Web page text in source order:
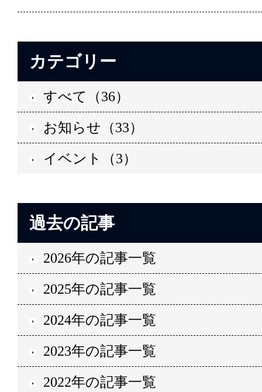
カテゴリー
すべて（36）
お知らせ（33）
イベント（3）
過去の記事
2026年の記事一覧
2025年の記事一覧
2024年の記事一覧
2023年の記事一覧
2022年の記事一覧